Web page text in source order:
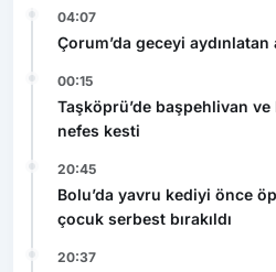
04:07
Çorum’da geceyi aydınlatan
00:15
Taşköprü’de başpehlivan
nefes kesti
20:45
Bolu’da yavru kediyi önce
çocuk serbest bırakıldı
20:37